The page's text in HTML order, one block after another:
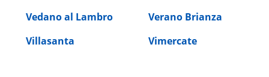
Vedano al Lambro
Verano Brianza
Villasanta
Vimercate